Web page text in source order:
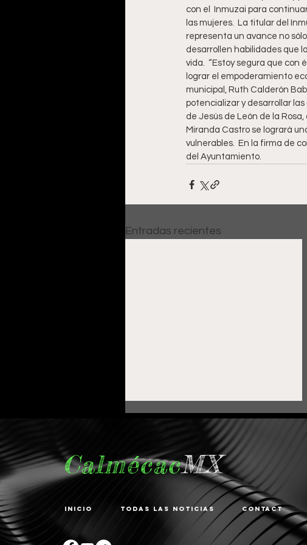
con el  Inmuzai para
las mujeres.  La titular del
representa un avance no
desarrollen habilidades que
vida.  “Estoy segura que
lograr el empoderamiento
municipal, Ruth Calderón
potencializar y desarrollar las
de Jesús de León de la
Miranda Castro se logrará
vulnerables.  En la firma de
del Ayuntamiento.
Entradas recientes
Fortalece Gobierno de
Pepe Saldívar la
CalmécacMX
Inicio Todas las noticias Contact